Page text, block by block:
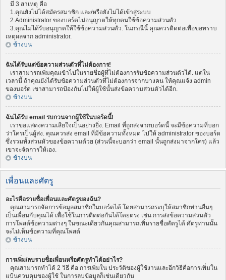
มี 3 สาเหตุ คือ
1.คุณยังไม่ได้สมัครสมาชิก และ/หรือยังไม่ได้เข้าสู่ระบบ
2.Administrator ของบอร์ดไม่อนุญาตให้ทุกคนใช้ข้อความส่วนตัว
3.คุณไม่ได้รับอนุญาตให้ใช้ข้อความส่วนตัว. ในกรณีนี้ คุณควรติดต่อเพื่อขอทราบ
เหตุผลจาก administrator.
ข้างบน
ฉันได้รับแต่ข้อความส่วนตัวที่ไม่ต้องการ!
เราสามารถเพิ่มคุณเข้าไปในรายชื่อผู้ที่ไม่ต้องการรับข้อความส่วนตัวได้. แต่ใน
เวลานี้ ถ้าคุณยังได้รับข้อความส่วนตัวที่ไม่ต้องการจากบางคน ให้คุณแจ้ง admin
ของบอร์ด เขาสามารถป้องกันไม่ให้ผู้ใช้นั้นส่งข้อความส่วนตัวได้อีก.
ข้างบน
ฉันได้รับ email รบกวนจากผู้ใช้ในบอร์ดนี้!
เราขอแสดงความเสียใจเป็นอย่างยิ่ง. Email ที่ถูกส่งจากบอร์ดนี้ จะมีข้อความที่บอก
ว่าใครเป็นผู้ส่ง. คุณควรส่ง email ที่มีข้อความทั้งหมด ไปให้ administrator ของบอร์ด
ซึ่งรวมทั้งส่วนหัวของข้อความด้วย (ส่วนนี้จะบอกว่า email นั้นถูกส่งมาจากใคร) แล้ว
เขาจะจัดการให้เอง.
ข้างบน
เพื่อนและศัตรู
อะไรคือรายชื่อเพื่อนและศัตรูของฉัน?
คุณสามารถจัดการข้อมูลสมาชิกในบอร์ดได้ โดยสามารถระบุให้สมาชิกท่านอื่นๆ
เป็นเพื่อนกับคุณได้ เพื่อใช้ในการติดต่อกันได้โดยตรง เช่น การส่งข้อความส่วนตัว
การโพสต์ข้อความต่างๆ ในขณะเดียวกันคุณสามารถเพิ่มรายชื่อศัตรูได้ ศัตรูท่านนั้น
จะไม่เห็นข้อความที่คุณโพสต์
ข้างบน
การเพิ่ม/ลบรายชื่อเพื่อนหรือศัตรูทำได้อย่าไร?
คุณสามารถทำได้ 2 วิธี คือ การเพิ่มใน ประวัติของผู้ใช้งานและอีกวิธีคือการเพิ่มใน
แป้นควบคุมของผู้ใช้ ในการลบข้อมูลก็เช่นเดียวกัน